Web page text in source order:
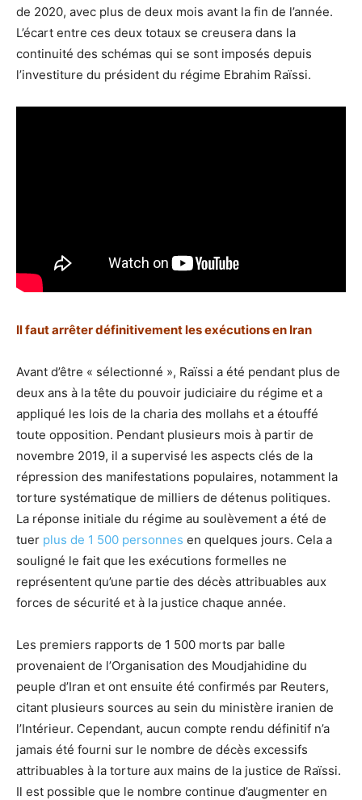
de 2020, avec plus de deux mois avant la fin de l’année.
L’écart entre ces deux totaux se creusera dans la
continuité des schémas qui se sont imposés depuis
l’investiture du président du régime Ebrahim Raïssi.
Il faut arrêter définitivement les exécutions en Iran
Avant d’être « sélectionné », Raïssi a été pendant plus de
deux ans à la tête du pouvoir judiciaire du régime et a
appliqué les lois de la charia des mollahs et a étouffé
toute opposition. Pendant plusieurs mois à partir de
novembre 2019, il a supervisé les aspects clés de la
répression des manifestations populaires, notamment la
torture systématique de milliers de détenus politiques.
La réponse initiale du régime au soulèvement a été de
tuer plus de 1 500 personnes en quelques jours. Cela a
souligné le fait que les exécutions formelles ne
représentent qu’une partie des décès attribuables aux
forces de sécurité et à la justice chaque année.
Les premiers rapports de 1 500 morts par balle
provenaient de l’Organisation des Moudjahidine du
peuple d’Iran et ont ensuite été confirmés par Reuters,
citant plusieurs sources au sein du ministère iranien de
l’Intérieur. Cependant, aucun compte rendu définitif n’a
jamais été fourni sur le nombre de décès excessifs
attribuables à la torture aux mains de la justice de Raïssi.
Il est possible que le nombre continue d’augmenter en